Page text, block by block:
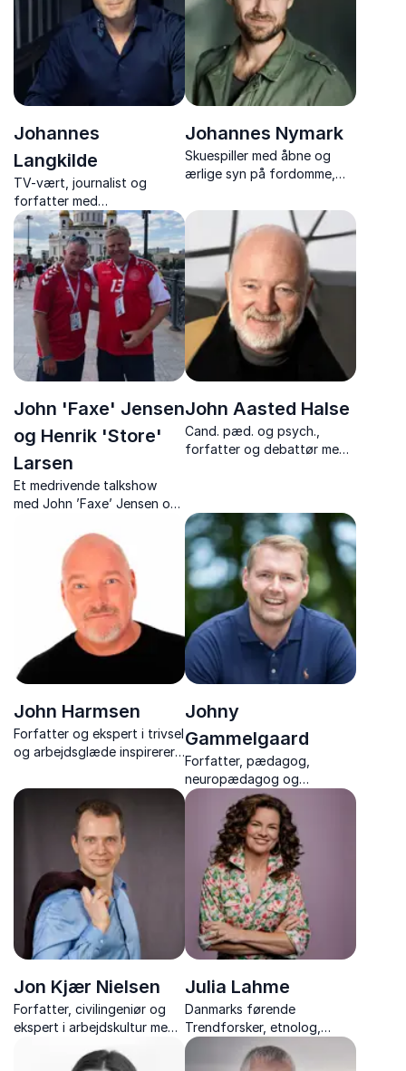
Johannes
Langkilde
TV-vært, journalist og
forfatter med
tankevækkende foredrag
om journalistik, USA’s
politiske landskab og
personlige historier om
identitet, musik og medier.
Johannes Nymark
Skuespiller med åbne og
ærlige syn på fordomme,
andre – både indenfor
hjemmets fire vægge og i
karrierelivet.
John 'Faxe' Jensen
og Henrik 'Store'
Larsen
Et medrivende talkshow
med John ’Faxe’ Jensen og
EM-legender, der deler
historier fra dansk fodbolds
største øjeblik.
John Aasted Halse
Cand. pæd. og psych.,
forfatter og debattør med
moderne familie.
John Harmsen
Forfatter og ekspert i trivsel
og arbejdsglæde inspirerer
trivsel med humor, indsigt
og konkrete værktøjer, der
gør en forskel i hverdagen.
Johny
Gammelgaard
Forfatter, pædagog,
neuropædagog og
mindfulnessinstruktør med
speciale i hjernen og dens
reaktioner under pres
Jon Kjær Nielsen
Forfatter, civilingeniør og
ekspert i arbejdskultur med
arbejdsglæde, trivsel og en
Julia Lahme
Danmarks førende
Trendforsker, etnolog,
forfatter og direktør i eget
kommunikationsbureau.